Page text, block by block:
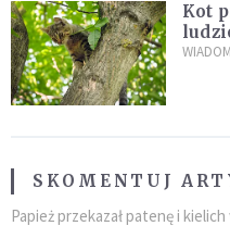
Kot
SKOMENTUJ
Papież przekazał patenę i